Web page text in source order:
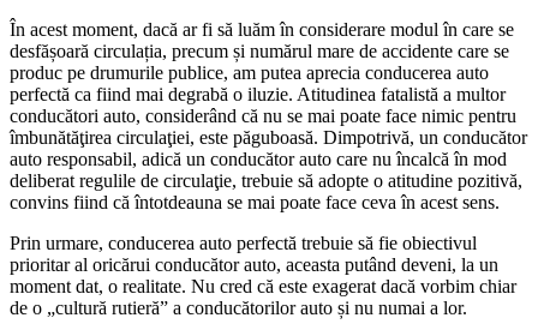
În acest moment, dacă ar fi să luăm în considerare modul în care se
desfășoară circulația, precum și numărul mare de accidente care se
produc pe drumurile publice, am putea aprecia conducerea auto
perfectă ca fiind mai degrabă o iluzie. Atitudinea fatalistă a multor
conducători auto, considerând că nu se mai poate face nimic pentru
îmbunătăţirea circulaţiei, este păguboasă. Dimpotrivă, un conducător
auto responsabil, adică un conducător auto care nu încalcă în mod
deliberat regulile de circulaţie, trebuie să adopte o atitudine pozitivă,
convins fiind că întotdeauna se mai poate face ceva în acest sens.
Prin urmare, conducerea auto perfectă trebuie să fie obiectivul
prioritar al oricărui conducător auto, aceasta putând deveni, la un
moment dat, o realitate. Nu cred că este exagerat dacă vorbim chiar
de o „cultură rutieră” a conducătorilor auto și nu numai a lor.